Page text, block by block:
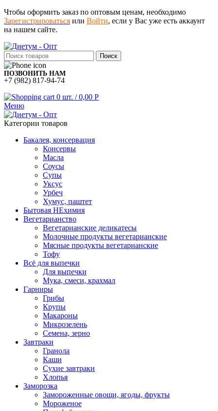
Чтобы оформить заказ по оптовым ценам, необходимо
Зарегистрироваться или Войти, если у Вас уже есть аккаунт
на нашем сайте.
Поиск
ПОЗВОНИТЬ НАМ
+7 (982) 817-94-74
0 шт. / 0,00 Р
Меню
Категории товаров
Бакалея, консервация
Консервы
Масла
Соусы
Супы
Уксус
Урбеч
Хумус, паштет
Бытовая НЕхимия
Вегетарианство
Вегетарианские деликатесы
Молочные продукты вегетарианские
Мясные продукты вегетарианские
Тофу
Всё для выпечки
Для выпечки
Мука, смеси, крахмал
Гарниры
Грибы
Крупы
Макароны
Микрозелень
Семена, зерно
Завтраки
Гранола
Каши
Сухие завтраки
Хлопья
Заморозка
Замороженные овощи, ягоды, фрукты
Мороженое